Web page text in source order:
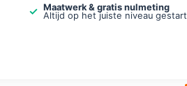
Maatwerk & gratis nulmeting
Altijd op het juiste niveau gestart